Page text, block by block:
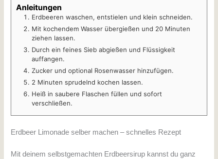
Anleitungen
Erdbeeren waschen, entstielen und klein schneiden.
Mit kochendem Wasser übergießen und 20 Minuten
ziehen lassen.
Durch ein feines Sieb abgießen und Flüssigkeit
auffangen.
Zucker und optional Rosenwasser hinzufügen.
2 Minuten sprudelnd kochen lassen.
Heiß in saubere Flaschen füllen und sofort
verschließen.
Erdbeer Limonade selber machen – schnelles Rezept
Mit deinem selbstgemachten Erdbeersirup kannst du ganz